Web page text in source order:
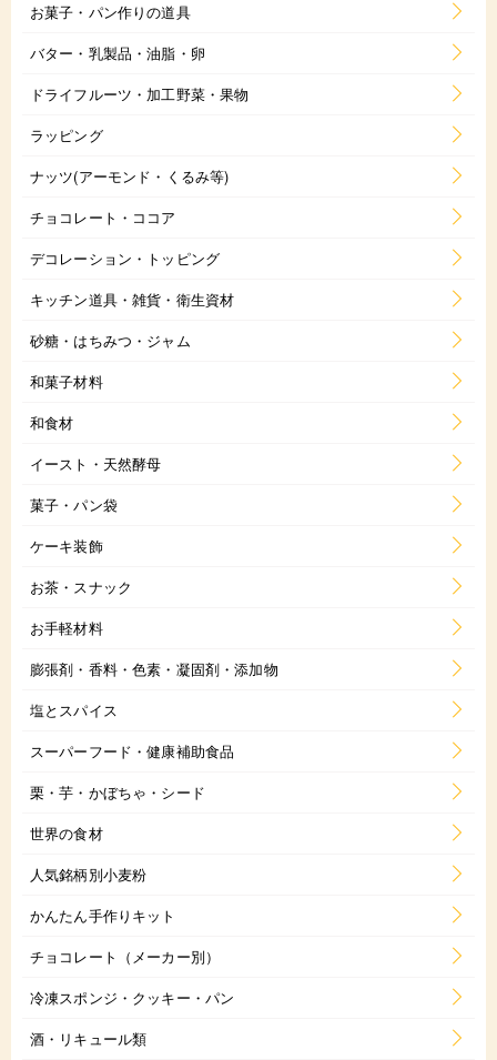
お菓子・パン作りの道具
バター・乳製品・油脂・卵
ドライフルーツ・加工野菜・果物
ラッピング
ナッツ(アーモンド・くるみ等)
チョコレート・ココア
デコレーション・トッピング
キッチン道具・雑貨・衛生資材
砂糖・はちみつ・ジャム
和菓子材料
和食材
イースト・天然酵母
菓子・パン袋
ケーキ装飾
お茶・スナック
お手軽材料
膨張剤・香料・色素・凝固剤・添加物
塩とスパイス
スーパーフード・健康補助食品
栗・芋・かぼちゃ・シード
世界の食材
人気銘柄別小麦粉
かんたん手作りキット
チョコレート（メーカー別）
冷凍スポンジ・クッキー・パン
酒・リキュール類